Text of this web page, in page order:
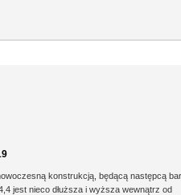
konstrukcją, będącą następcą
jest nieco dłuższa i wyższa wewnątrz od